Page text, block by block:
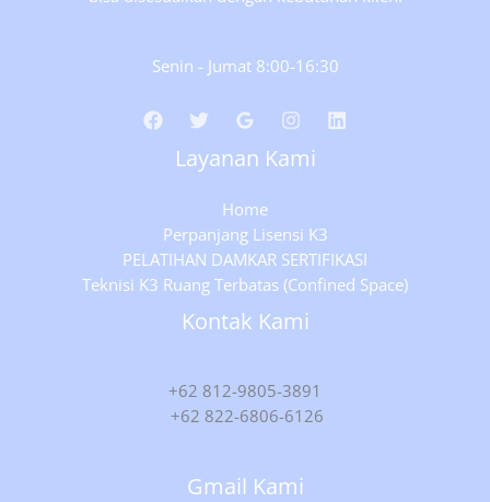
Senin - Jumat 8:00-16:30
Layanan Kami
Home
Perpanjang Lisensi K3
PELATIHAN DAMKAR SERTIFIKASI
Teknisi K3 Ruang Terbatas (Confined Space)
Kontak Kami
+62 812-9805-3891
+62 822-6806-6126
Gmail Kami